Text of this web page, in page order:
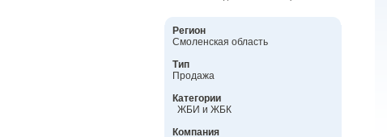
Регион
Смоленская область
Тип
Продажа
Категории
ЖБИ и ЖБК
Компания